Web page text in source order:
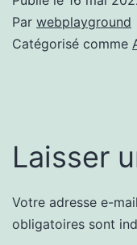
Par webplayground
Catégorisé comme
Laisser
Votre adresse e-
obligatoires sont